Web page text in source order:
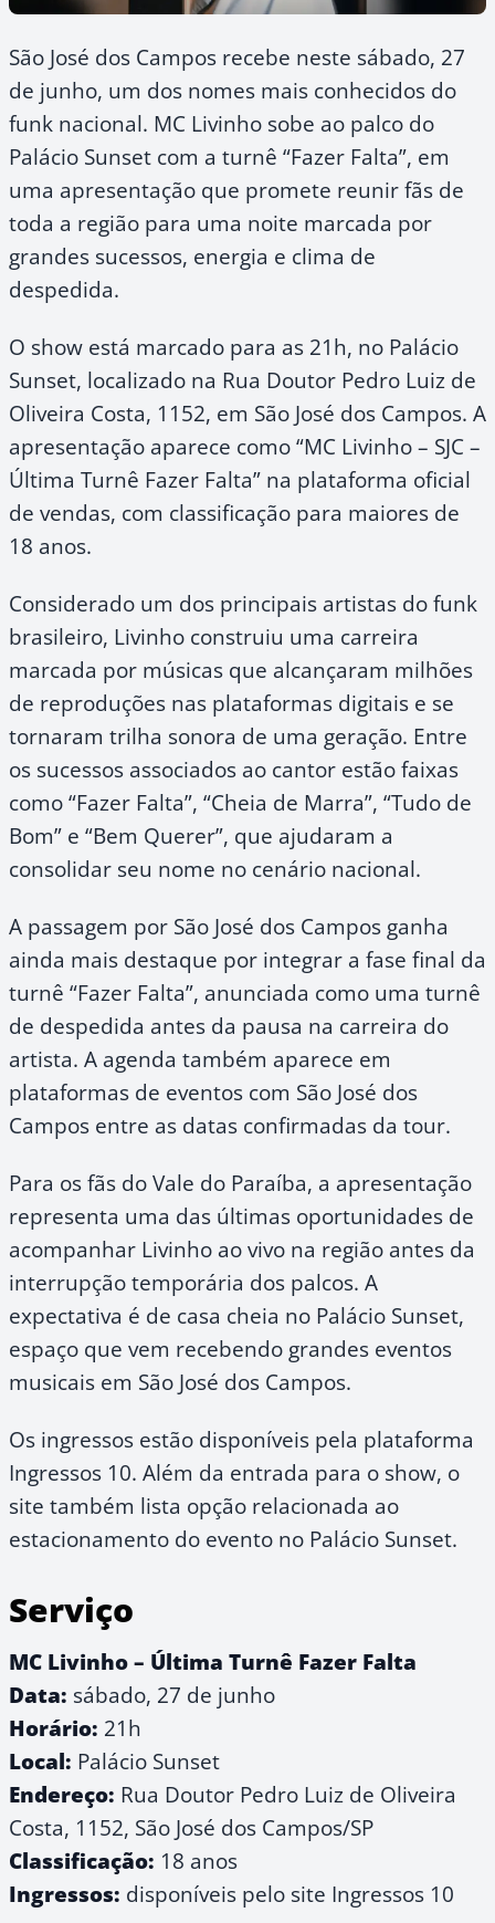
São José dos Campos recebe neste sábado, 27
de junho, um dos nomes mais conhecidos do
funk nacional. MC Livinho sobe ao palco do
Palácio Sunset com a turnê “Fazer Falta”, em
uma apresentação que promete reunir fãs de
toda a região para uma noite marcada por
grandes sucessos, energia e clima de
despedida.
O show está marcado para as 21h, no Palácio
Sunset, localizado na Rua Doutor Pedro Luiz de
Oliveira Costa, 1152, em São José dos Campos. A
apresentação aparece como “MC Livinho – SJC –
Última Turnê Fazer Falta” na plataforma oficial
de vendas, com classificação para maiores de
18 anos.
Considerado um dos principais artistas do funk
brasileiro, Livinho construiu uma carreira
marcada por músicas que alcançaram milhões
de reproduções nas plataformas digitais e se
tornaram trilha sonora de uma geração. Entre
os sucessos associados ao cantor estão faixas
como “Fazer Falta”, “Cheia de Marra”, “Tudo de
Bom” e “Bem Querer”, que ajudaram a
consolidar seu nome no cenário nacional.
A passagem por São José dos Campos ganha
ainda mais destaque por integrar a fase final da
turnê “Fazer Falta”, anunciada como uma turnê
de despedida antes da pausa na carreira do
artista. A agenda também aparece em
plataformas de eventos com São José dos
Campos entre as datas confirmadas da tour.
Para os fãs do Vale do Paraíba, a apresentação
representa uma das últimas oportunidades de
acompanhar Livinho ao vivo na região antes da
interrupção temporária dos palcos. A
expectativa é de casa cheia no Palácio Sunset,
espaço que vem recebendo grandes eventos
musicais em São José dos Campos.
Os ingressos estão disponíveis pela plataforma
Ingressos 10. Além da entrada para o show, o
site também lista opção relacionada ao
estacionamento do evento no Palácio Sunset.
Serviço
MC Livinho – Última Turnê Fazer Falta
Data: sábado, 27 de junho
Horário: 21h
Local: Palácio Sunset
Endereço: Rua Doutor Pedro Luiz de Oliveira
Costa, 1152, São José dos Campos/SP
Classificação: 18 anos
Ingressos: disponíveis pelo site Ingressos 10